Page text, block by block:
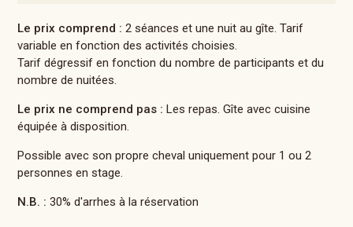
Le prix comprend : 2 séances et une nuit au gîte. Tarif
variable en fonction des activités choisies.
Tarif dégressif en fonction du nombre de participants et du
nombre de nuitées.
Le prix ne comprend pas : Les repas. Gîte avec cuisine
équipée à disposition.
Possible avec son propre cheval uniquement pour 1 ou 2
personnes en stage.
N.B. : 30% d'arrhes à la réservation